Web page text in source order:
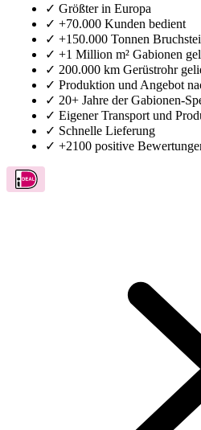
✓ Größter in Europa
✓ +70.000 Kunden bedient
✓ +150.000 Tonnen
✓ +1 Million m² Gabionen
✓ 200.000 km Gerüstrohr
✓ Produktion und Angebot
✓ 20+ Jahre der Gabionen-
✓ Eigener Transport und
✓ Schnelle Lieferung
✓ +2100 positive